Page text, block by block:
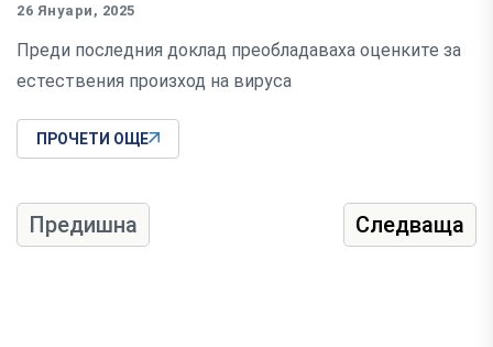
26 Януари, 2025
Преди последния доклад преобладаваха оценките за
естествения произход на вируса
ПРОЧЕТИ ОЩЕ
Предишна Следваща